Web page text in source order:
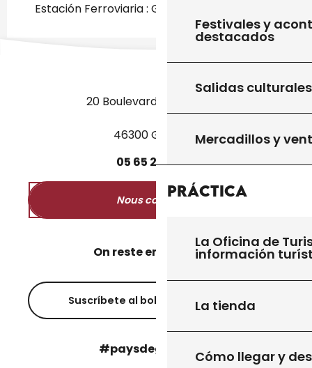
Festivales y
destacados
Salidas culturales
Mercadillos y
Práctica
La Oficina de
información
La tienda
Cómo llegar y
Estación Ferroviaria : Gourdon a 2km
20 Boulevard des Martyrs
46300 Gourdon
05 65 275250
Nous contacter
On reste en contact ?
Suscríbete al boletín informativo
#paysdegourdon !